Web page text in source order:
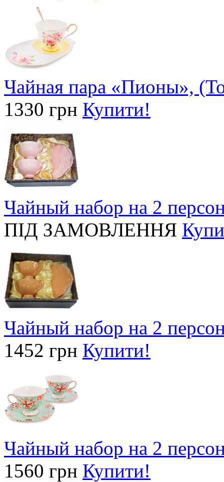
Чайная пара «Пионы»,
1330 грн Купити!
Чайный набор на 2
ПІД ЗАМОВЛЕННЯ
Чайный набор на 2
1452 грн Купити!
Чайный набор на 2
1560 грн Купити!